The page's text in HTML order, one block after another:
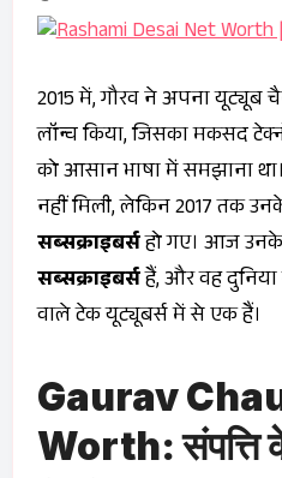
2015 में, गौरव ने अपना यूट्यूब
लॉन्च किया, जिसका मकसद
को आसान भाषा में समझाना
नहीं मिली, लेकिन 2017 तक
सब्सक्राइबर्सहो गए। आज
सब्सक्राइबर्सहैं, और वह
वाले टेक यूट्यूबर्स में से एक हैं।
Gaurav
Worth: संपत्ति